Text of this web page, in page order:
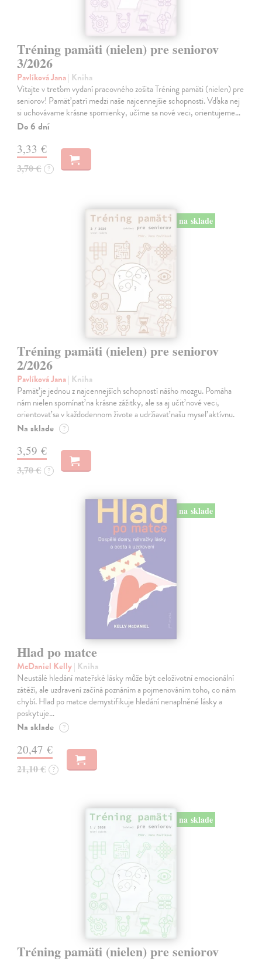
Tréning pamäti (nielen) pre seniorov
3/2026
Pavlíková Jana| Kniha
Vitajte v treťom vydaní pracovného zošita Tréning pamäti (nielen) pre
seniorov! Pamäť patrí medzi naše najcennejšie schopnosti. Vďaka nej
si uchovávame krásne spomienky, učíme sa nové veci, orientujeme…
Do 6 dní
3,33 €
3,70 € ?
na sklade
Tréning pamäti (nielen) pre seniorov
2/2026
Pavlíková Jana| Kniha
Pamäť je jednou z najcennejších schopností nášho mozgu. Pomáha
nám nielen spomínať na krásne zážitky, ale sa aj učiť nové veci,
orientovať sa v každodennom živote a udržiavať našu myseľ aktívnu.
Na sklade ?
3,59 €
3,70 € ?
na sklade
Hlad po matce
McDaniel Kelly| Kniha
Neustálé hledání mateřské lásky může být celoživotní emocionální
zátěží, ale uzdravení začíná poznáním a pojmenováním toho, co nám
chybí. Hlad po matce demystifikuje hledání nenaplněné lásky a
poskytuje…
Na sklade ?
20,47 €
21,10 € ?
na sklade
Tréning pamäti (nielen) pre seniorov